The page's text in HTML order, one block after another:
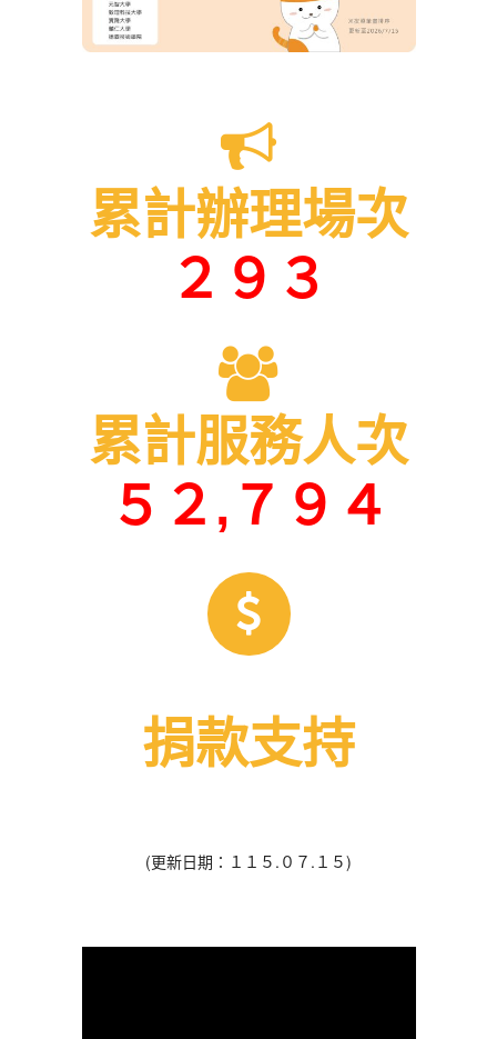
累計辦理場次
２９３
累計服務人次
５２,７９４
捐款支持
(更新日期：１１５.０７.１５)